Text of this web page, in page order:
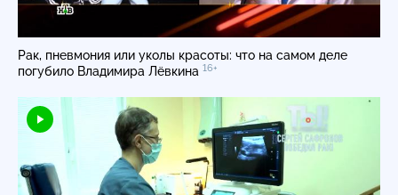
Рак, пневмония или уколы красоты: что на самом деле
погубило Владимира Лёвкина 16+